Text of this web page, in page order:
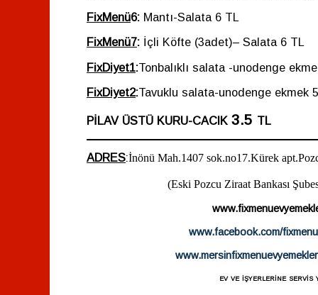
FixMenü6: Mantı-Salata 6 TL
FixMenü7: İçli Köfte (3adet)– Salata 6 TL
FixDiyet1:Tonbalıklı salata -unodenge
FixDiyet2:Tavuklu salata-unodenge ekmek
PİLAV ÜSTÜ KURU-CACIK 3.5 TL
ADRES:İnönü Mah.1407 sok.no17.Kürek
(Eski Pozcu Ziraat Bankası
www.facebook.com/
ev ve işyerlerine servis